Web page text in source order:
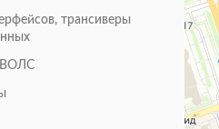
трансиверы
ВОЛС